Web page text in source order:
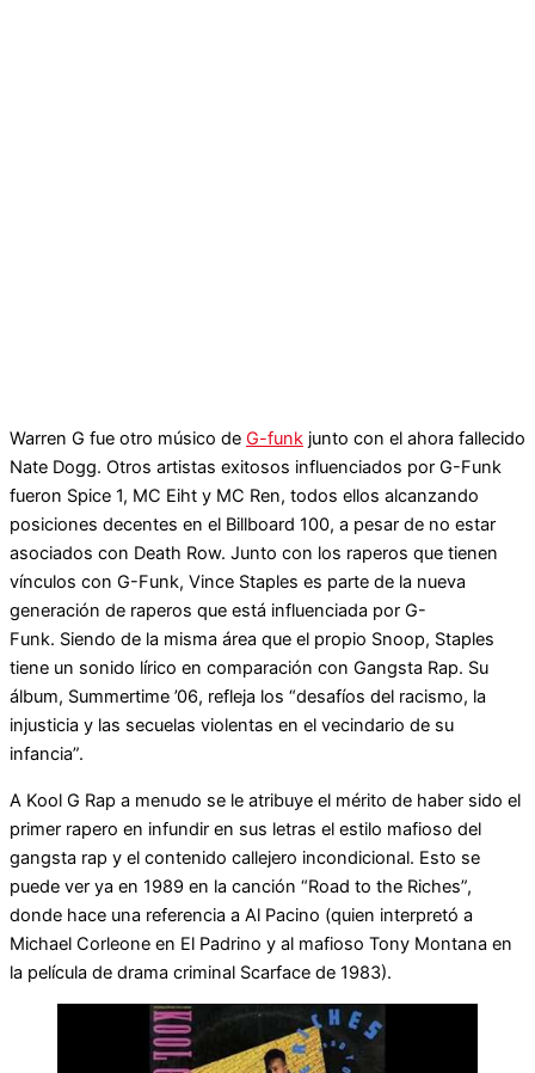
Warren G fue otro músico de G-funk junto con el ahora fallecido
Nate Dogg. Otros artistas exitosos influenciados por G-Funk
fueron Spice 1, MC Eiht y MC Ren, todos ellos alcanzando
posiciones decentes en el Billboard 100, a pesar de no estar
asociados con Death Row. Junto con los raperos que tienen
vínculos con G-Funk, Vince Staples es parte de la nueva
generación de raperos que está influenciada por G-
Funk. Siendo de la misma área que el propio Snoop, Staples
tiene un sonido lírico en comparación con Gangsta Rap. Su
álbum, Summertime ’06, refleja los “desafíos del racismo, la
injusticia y las secuelas violentas en el vecindario de su
infancia”.
A Kool G Rap a menudo se le atribuye el mérito de haber sido el
primer rapero en infundir en sus letras el estilo mafioso del
gangsta rap y el contenido callejero incondicional. Esto se
puede ver ya en 1989 en la canción “Road to the Riches”,
donde hace una referencia a Al Pacino (quien interpretó a
Michael Corleone en El Padrino y al mafioso Tony Montana en
la película de drama criminal Scarface de 1983).